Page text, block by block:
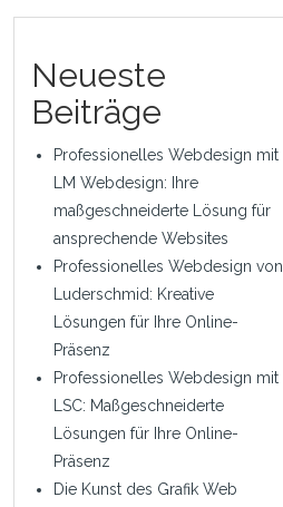
Neueste
Beiträge
Professionelles Webdesign mit
LM Webdesign: Ihre
maßgeschneiderte Lösung für
ansprechende Websites
Professionelles Webdesign von
Luderschmid: Kreative
Lösungen für Ihre Online-
Präsenz
Professionelles Webdesign mit
LSC: Maßgeschneiderte
Lösungen für Ihre Online-
Präsenz
Die Kunst des Grafik Web